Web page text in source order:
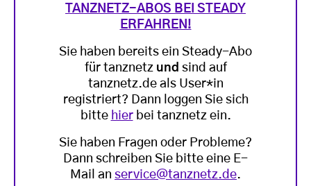
TANZNETZ-ABOS BEI STEADY
ERFAHREN!
Sie haben bereits ein Steady-Abo
für tanznetz und sind auf
tanznetz.de als User*in
registriert? Dann loggen Sie sich
bitte hierbei tanznetz ein.
Sie haben Fragen oder Probleme?
Dann schreiben Sie bitte eine E-
Mail an service@tanznetz.de.